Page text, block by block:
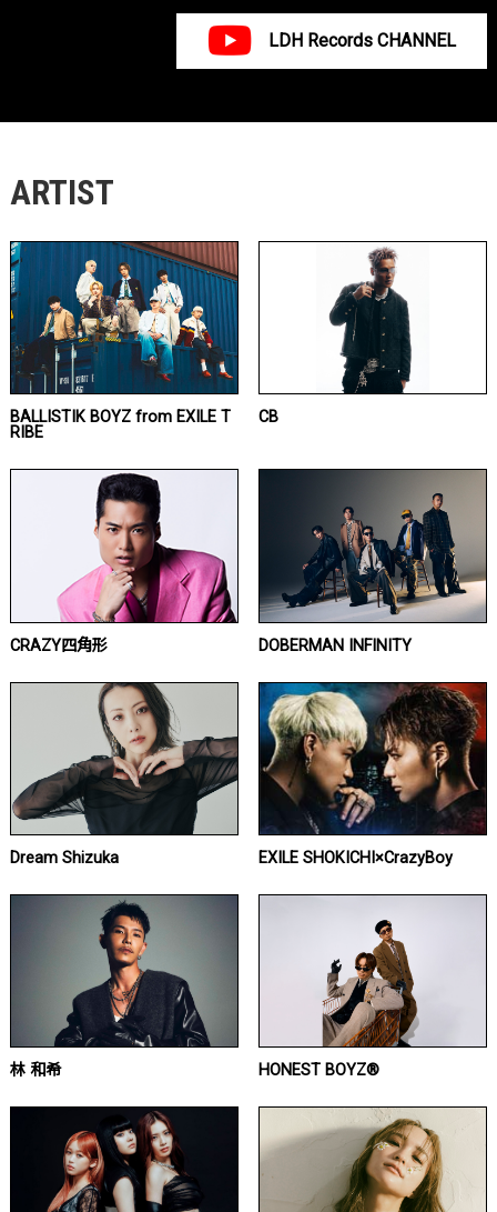
LDH Records CHANNEL
ARTIST
BALLISTIK BOYZ from EXILE T
RIBE
CB
CRAZY四角形 DOBERMAN INFINITY
Dream Shizuka EXILE SHOKICHI×CrazyBoy
林 和希 HONEST BOYZ®